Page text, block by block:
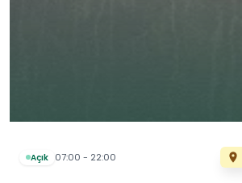
Açık 07:00 - 22:00